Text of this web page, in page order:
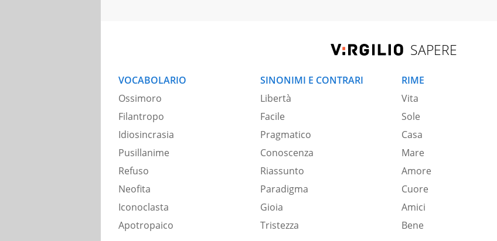
SAPERE
VOCABOLARIO
Ossimoro
Filantropo
Idiosincrasia
Pusillanime
Refuso
Neofita
Iconoclasta
Apotropaico
SINONIMI E CONTRARI
Libertà
Facile
Pragmatico
Conoscenza
Riassunto
Paradigma
Gioia
Tristezza
RIME
Vita
Sole
Casa
Mare
Amore
Cuore
Amici
Bene